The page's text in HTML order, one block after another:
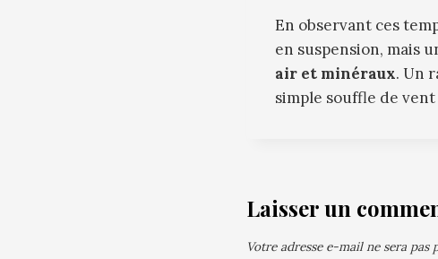
En observant ces
en suspension, mais
air et minéraux. Un
simple souffle de
Laisser un
Votre adresse e-mail ne sera pas